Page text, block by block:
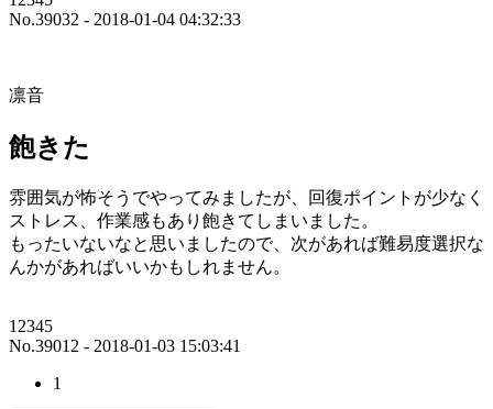
No.39032 - 2018-01-04 04:32:33
凛音
飽きた
雰囲気が怖そうでやってみましたが、回復ポイントが少なく
ストレス、作業感もあり飽きてしまいました。
もったいないなと思いましたので、次があれば難易度選択な
んかがあればいいかもしれません。
12345
No.39012 - 2018-01-03 15:03:41
1